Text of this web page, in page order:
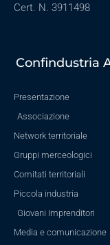
Cert. N. 3911498
Confindustria
Presentazione
Associazione
Network territoriale
Gruppi merceologici
Comitati territoriali
Piccola industria
Giovani Imprenditori
Media e comunicazione